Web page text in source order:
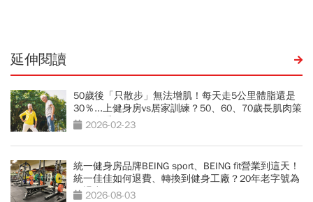
延伸閱讀
50歲後「只散步」無法增肌！每天走5公里體脂還是
30％...上健身房vs居家訓練？50、60、70歲長肌肉策
略一次看
2026-02-23
統一健身房品牌BEING sport、BEING fit營業到這天！
統一佳佳如何退費、轉換到健身工廠？20年老字號為
何退出
2026-08-03